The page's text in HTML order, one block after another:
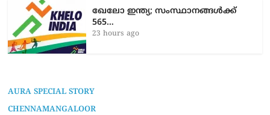
ഖേലോ ഇന്ത്യ; സംസ്ഥാനങ്ങൾക്ക്
565…
23 hours ago
AURA SPECIAL STORY
CHENNAMANGALOOR